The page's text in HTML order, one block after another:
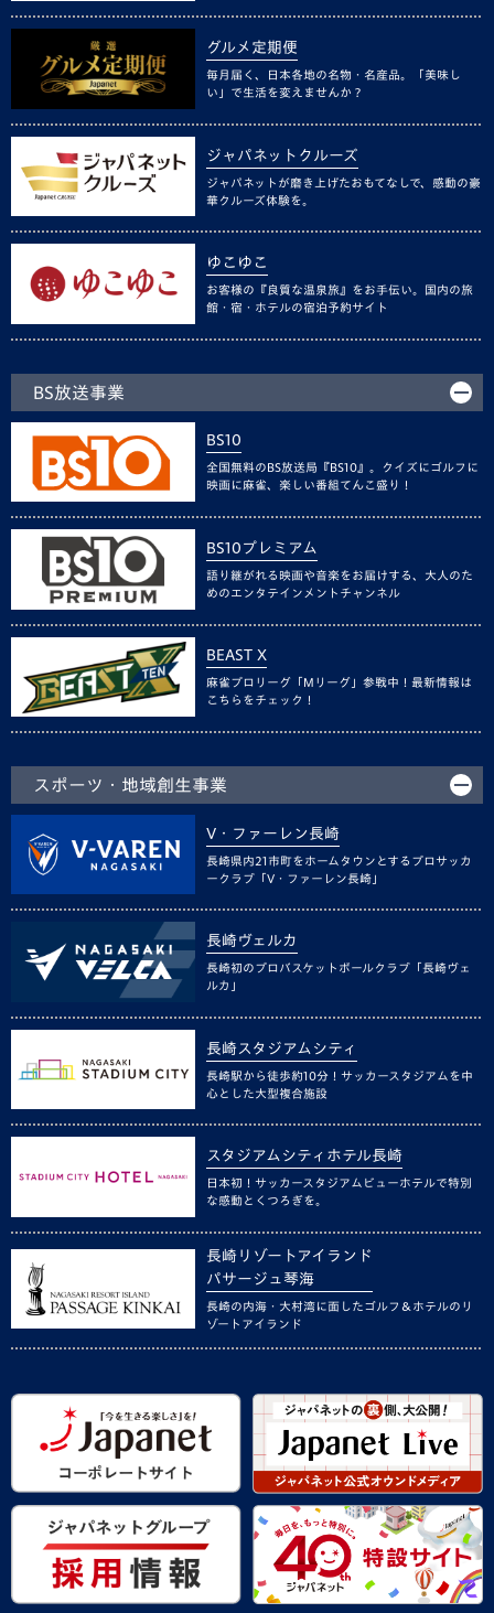
グルメ定期便
毎月届く、日本各地の名物・名産品。「美味し
い」で生活を変えませんか？
ジャパネットクルーズ
ジャパネットが磨き上げたおもてなしで、感動の豪
華クルーズ体験を。
ゆこゆこ
お客様の『良質な温泉旅』をお手伝い。国内の旅
館・宿・ホテルの宿泊予約サイト
BS放送事業
BS10
全国無料のBS放送局『BS10』。クイズにゴルフに
映画に麻雀、楽しい番組てんこ盛り！
BS10プレミアム
語り継がれる映画や音楽をお届けする、大人のた
めのエンタテインメントチャンネル
BEAST X
麻雀プロリーグ「Mリーグ」参戦中！最新情報は
こちらをチェック！
スポーツ・地域創生事業
V・ファーレン長崎
長崎県内21市町をホームタウンとするプロサッカ
ークラブ「V・ファーレン長崎」
長崎ヴェルカ
長崎初のプロバスケットボールクラブ「長崎ヴェ
ルカ」
長崎スタジアムシティ
長崎駅から徒歩約10分！サッカースタジアムを中
心とした大型複合施設
スタジアムシティホテル長崎
日本初！サッカースタジアムビューホテルで特別
な感動とくつろぎを。
長崎リゾートアイランド
パサージュ琴海
長崎の内海・大村湾に面したゴルフ＆ホテルのリ
ゾートアイランド